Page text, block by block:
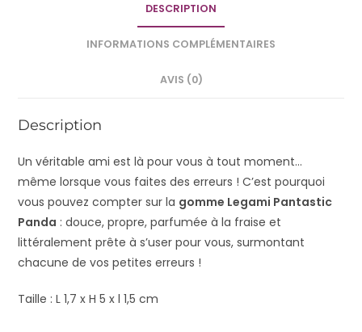
DESCRIPTION
INFORMATIONS COMPLÉMENTAIRES
AVIS (0)
Description
Un véritable ami est là pour vous à tout moment…
même lorsque vous faites des erreurs ! C’est pourquoi
vous pouvez compter sur la gomme Legami Pantastic
Panda : douce, propre, parfumée à la fraise et
littéralement prête à s’user pour vous, surmontant
chacune de vos petites erreurs !
Taille : L 1,7 x H 5 x l 1,5 cm